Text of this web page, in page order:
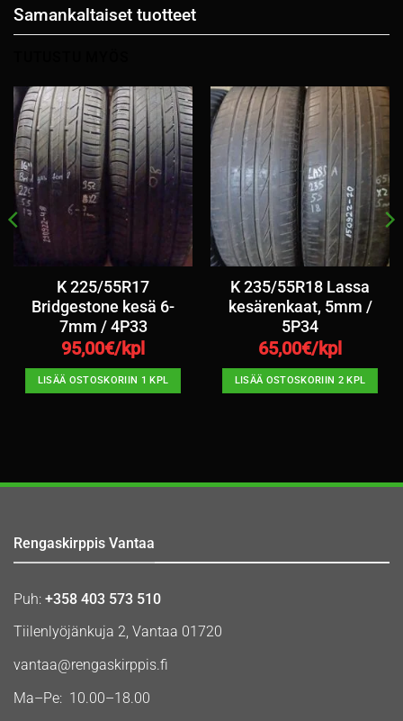
Samankaltaiset tuotteet
K 225/55R17
Bridgestone kesä 6-
7mm / 4P33
95,00€/kpl
LISÄÄ OSTOSKORIIN 1 KPL
K 235/55R18 Lassa
kesärenkaat, 5mm /
5P34
65,00€/kpl
LISÄÄ OSTOSKORIIN 2 KPL
Rengaskirppis Vantaa
Puh: +358 403 573 510
Tiilenlyöjänkuja 2, Vantaa 01720
vantaa@rengaskirppis.fi
Ma–Pe: 10.00–18.00